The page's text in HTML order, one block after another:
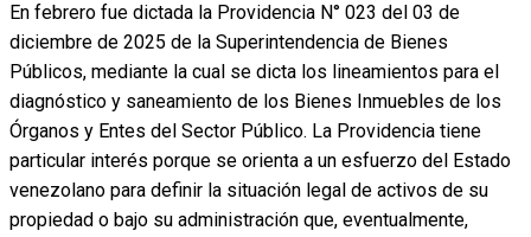
En febrero fue dictada la Providencia N° 023 del 03 de
diciembre de 2025 de la Superintendencia de Bienes
Públicos, mediante la cual se dicta los lineamientos para el
diagnóstico y saneamiento de los Bienes Inmuebles de los
Órganos y Entes del Sector Público. La Providencia tiene
particular interés porque se orienta a un esfuerzo del Estado
venezolano para definir la situación legal de activos de su
propiedad o bajo su administración que, eventualmente,